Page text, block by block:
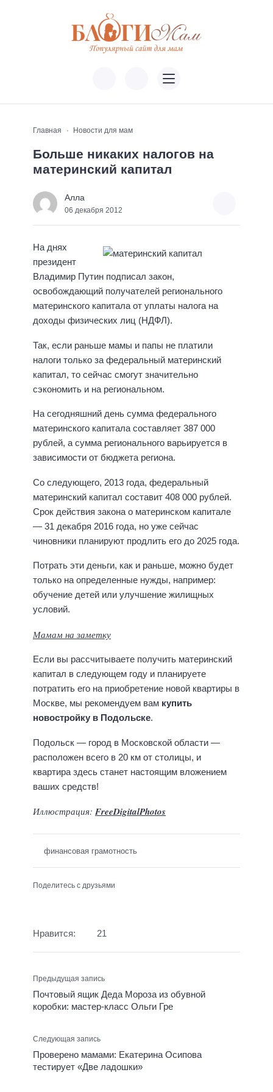
Главная Новости для мам
Больше никаких налогов на
материнский капитал
Алла
06 декабря 2012
На днях
президент
Владимир Путин подписал закон,
освобождающий получателей регионального
материнского капитала от уплаты налога на
доходы физических лиц (НДФЛ).
Так, если раньше мамы и папы не платили
налоги только за федеральный материнский
капитал, то сейчас смогут значительно
сэкономить и на региональном.
На сегодняшний день сумма федерального
материнского капитала составляет 387 000
рублей, а сумма регионального варьируется в
зависимости от бюджета региона.
Со следующего, 2013 года, федеральный
материнский капитал составит 408 000 рублей.
Срок действия закона о материнском капитале
— 31 декабря 2016 года, но уже сейчас
чиновники планируют продлить его до 2025 года.
Потрать эти деньги, как и раньше, можно будет
только на определенные нужды, например:
обучение детей или улучшение жилищных
условий.
Мамам на заметку
Если вы рассчитываете получить материнский
капитал в следующем году и планируете
потратить его на приобретение новой квартиры в
Москве, мы рекомендуем вам купить
новостройку в Подольске.
Подольск — город в Московской области —
расположен всего в 20 км от столицы, и
квартира здесь станет настоящим вложением
ваших средств!
Иллюстрация: FreeDigitalPhotos
финансовая грамотность
Поделитесь с друзьями
Нравится: 21
Предыдущая запись
Почтовый ящик Деда Мороза из обувной
коробки: мастер-класс Ольги Гре
Следующая запись
Проверено мамами: Екатерина Осипова
тестирует «Две ладошки»